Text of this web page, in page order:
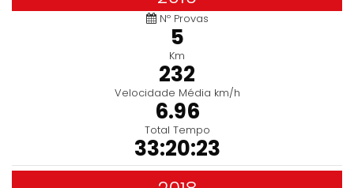
Nº Provas
5
Km
232
Velocidade Média km/h
6.96
Total Tempo
33:20:23